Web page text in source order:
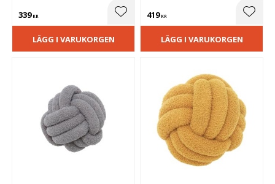
339KR Lägg till i favoriter
LÄGG I VARUKORGEN
med toffsar på kortändarna.
419KR
LÄGG I VARUKORGEN